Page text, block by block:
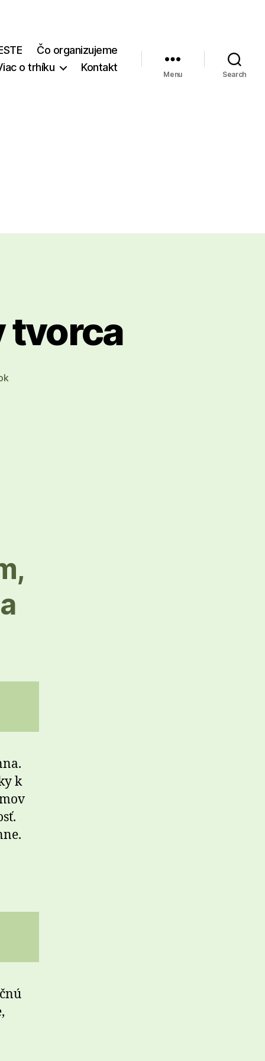
Čo organizujeme
o trhíku
Kontakt
Menu Search
tvorca
k